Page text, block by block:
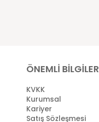
ÖNEMLİ BİLGİLER
KVKK
Kurumsal
Kariyer
Satış Sözleşmesi